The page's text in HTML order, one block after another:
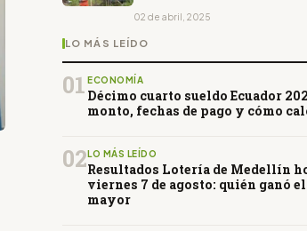
02 de abril, 2025
LO MÁS LEÍDO
01 ECONOMÍA
Décimo cuarto sueldo Ecuador
monto, fechas de pago y cómo
02 LO MÁS LEÍDO
Resultados Lotería de Medellín
viernes 7 de agosto: quién ganó
mayor